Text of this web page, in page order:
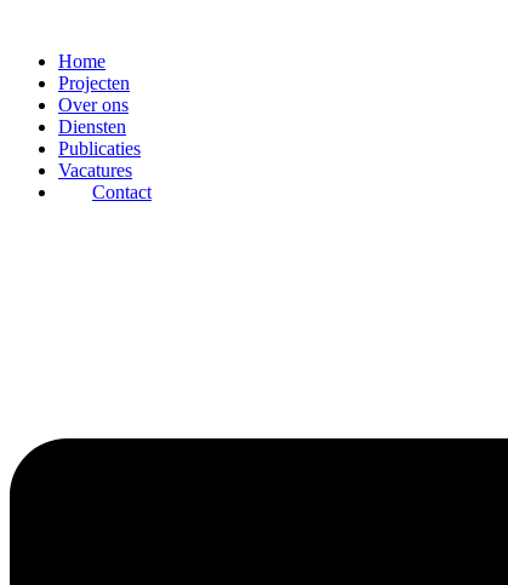
inhoud
Home
Projecten
Over ons
Diensten
Publicaties
Vacatures
Contact